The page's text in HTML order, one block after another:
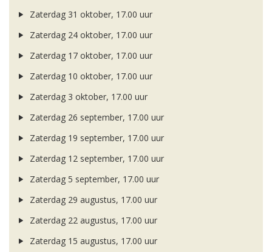
Zaterdag 31 oktober, 17.00 uur
Zaterdag 24 oktober, 17.00 uur
Zaterdag 17 oktober, 17.00 uur
Zaterdag 10 oktober, 17.00 uur
Zaterdag 3 oktober, 17.00 uur
Zaterdag 26 september, 17.00 uur
Zaterdag 19 september, 17.00 uur
Zaterdag 12 september, 17.00 uur
Zaterdag 5 september, 17.00 uur
Zaterdag 29 augustus, 17.00 uur
Zaterdag 22 augustus, 17.00 uur
Zaterdag 15 augustus, 17.00 uur